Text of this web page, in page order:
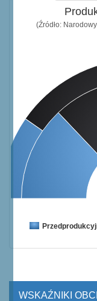
(Źródło:
WSKAŹNIKI